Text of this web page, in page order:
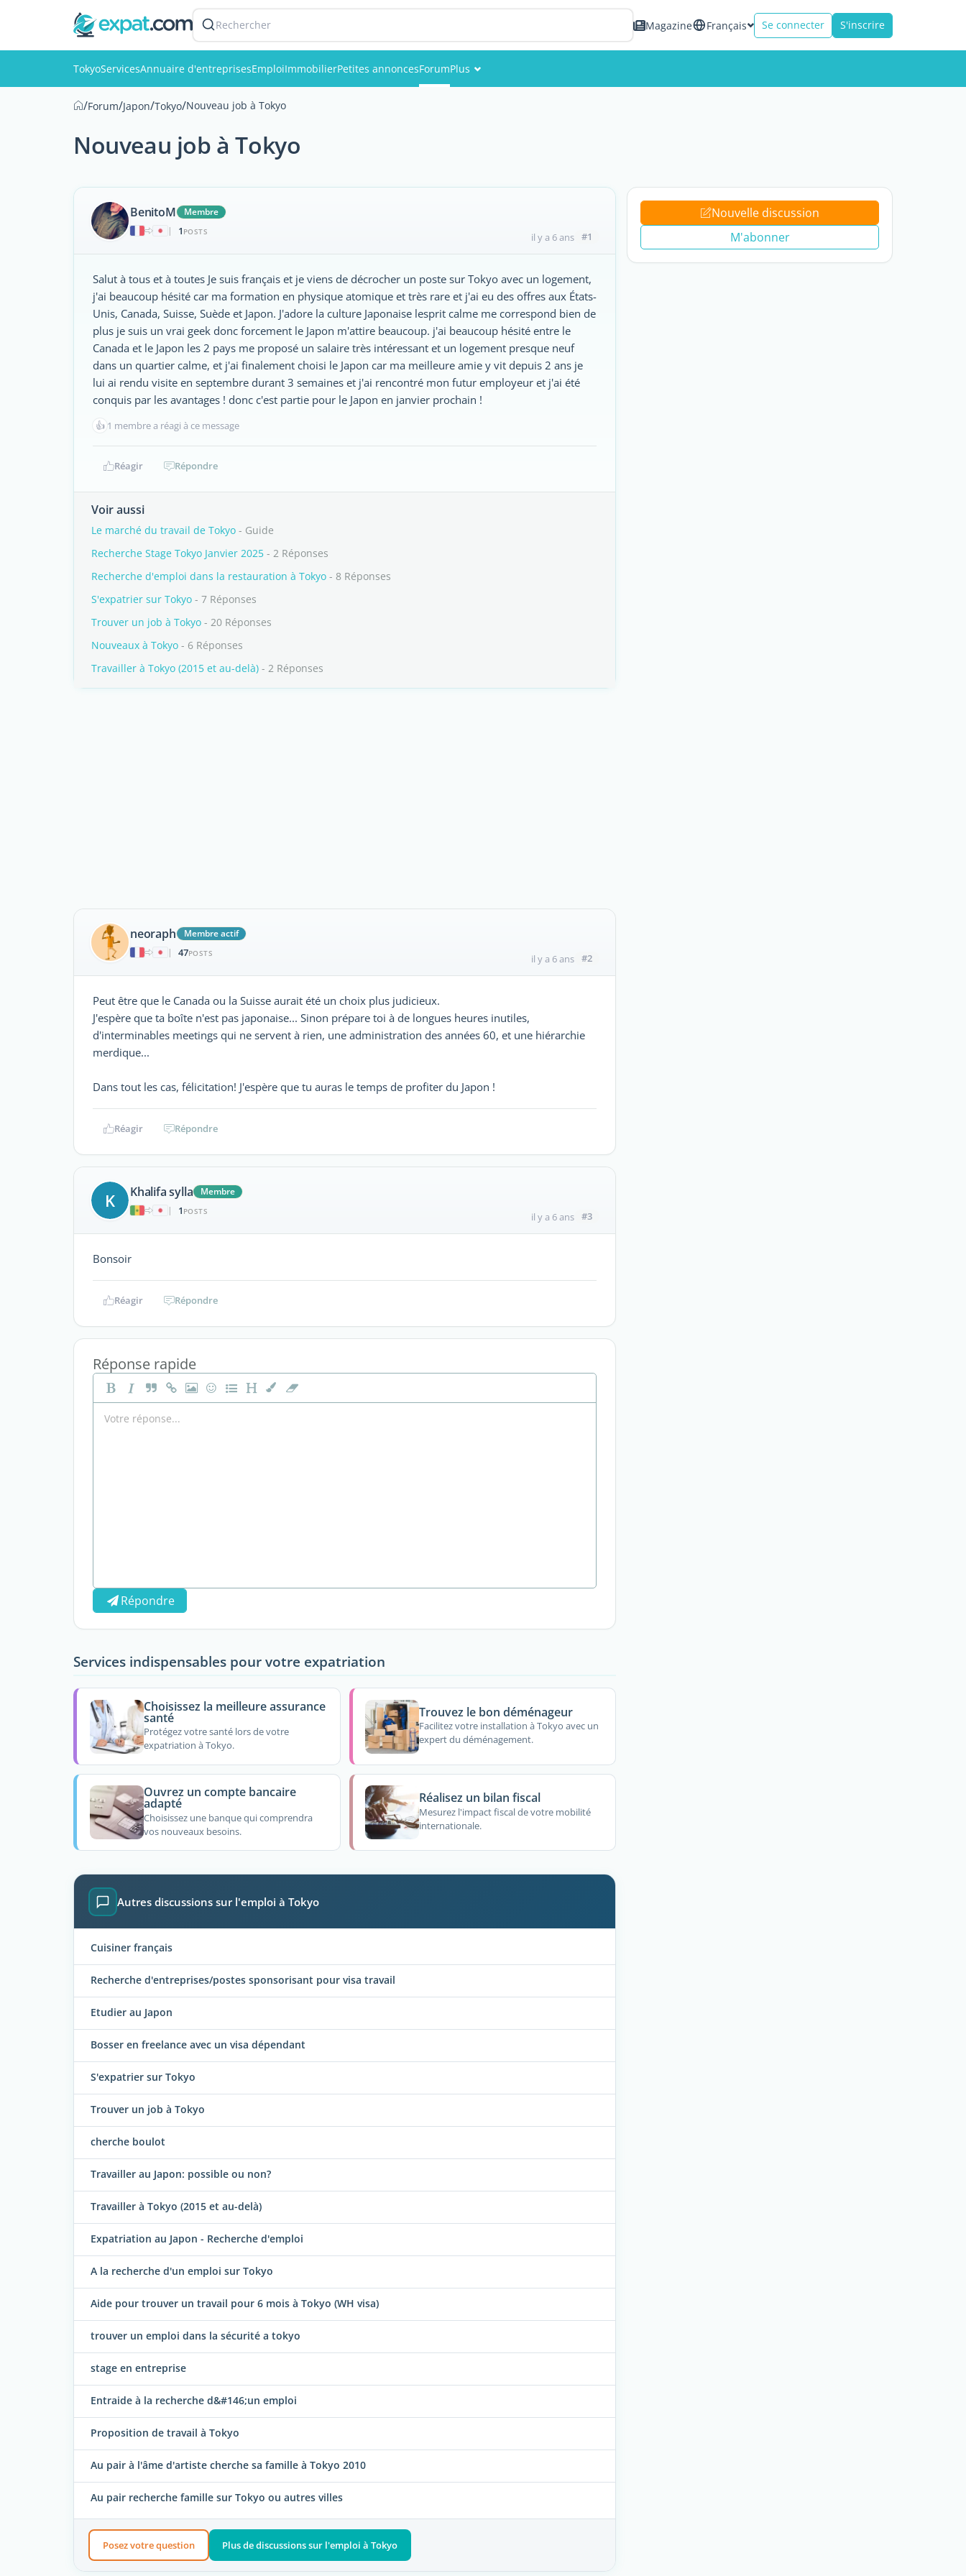
Rechercher Magazine Français Se connecter S'inscrire
TokyoServicesAnnuaire d'entreprisesEmploiImmobilierPetites annoncesForumPlus
/Forum/Japon/Tokyo/Nouveau job à Tokyo
Nouveau job à Tokyo
BenitoM
Membre
|
1 POSTS il y a 6 ans #1
Salut à tous et à toutes Je suis français et je viens de décrocher un poste sur Tokyo avec un logement,
j'ai beaucoup hésité car ma formation en physique atomique et très rare et j'ai eu des offres aux États-
Unis, Canada, Suisse, Suède et Japon. J'adore la culture Japonaise lesprit calme me correspond bien de
plus je suis un vrai geek donc forcement le Japon m'attire beaucoup. j'ai beaucoup hésité entre le
Canada et le Japon les 2 pays me proposé un salaire très intéressant et un logement presque neuf
dans un quartier calme, et j'ai finalement choisi le Japon car ma meilleure amie y vit depuis 2 ans je
lui ai rendu visite en septembre durant 3 semaines et j'ai rencontré mon futur employeur et j'ai été
conquis par les avantages ! donc c'est partie pour le Japon en janvier prochain !
👍 1 membre a réagi à ce message
Réagir Répondre
Voir aussi
Le marché du travail de Tokyo - Guide
Recherche Stage Tokyo Janvier 2025 - 2 Réponses
Recherche d'emploi dans la restauration à Tokyo - 8 Réponses
S'expatrier sur Tokyo - 7 Réponses
Trouver un job à Tokyo - 20 Réponses
Nouveaux à Tokyo - 6 Réponses
Travailler à Tokyo (2015 et au-delà) - 2 Réponses
neoraph
Membre actif
|
47POSTS il y a 6 ans #2
Peut être que le Canada ou la Suisse aurait été un choix plus judicieux.
J'espère que ta boîte n'est pas japonaise... Sinon prépare toi à de longues heures inutiles,
d'interminables meetings qui ne servent à rien, une administration des années 60, et une hiérarchie
merdique...
Dans tout les cas, félicitation! J'espère que tu auras le temps de profiter du Japon !
Réagir Répondre
K Khalifa sylla
Membre
|
1 POSTS il y a 6 ans #3
Bonsoir
Réagir Répondre
Réponse rapide
Répondre
Services indispensables pour votre expatriation
Choisissez la meilleure assurance
santé
Protégez votre santé lors de votre
expatriation à Tokyo.
Trouvez le bon déménageur
Facilitez votre installation à Tokyo avec un
expert du déménagement.
Ouvrez un compte bancaire
adapté
Choisissez une banque qui comprendra
vos nouveaux besoins.
Réalisez un bilan fiscal
Mesurez l'impact fiscal de votre mobilité
internationale.
Autres discussions sur l'emploi à Tokyo
Cuisiner français
Recherche d'entreprises/postes sponsorisant pour visa travail
Etudier au Japon
Bosser en freelance avec un visa dépendant
S'expatrier sur Tokyo
Trouver un job à Tokyo
cherche boulot
Travailler au Japon: possible ou non?
Travailler à Tokyo (2015 et au-delà)
Expatriation au Japon - Recherche d'emploi
A la recherche d'un emploi sur Tokyo
Aide pour trouver un travail pour 6 mois à Tokyo (WH visa)
trouver un emploi dans la sécurité a tokyo
stage en entreprise
Entraide à la recherche d&#146;un emploi
Proposition de travail à Tokyo
Au pair à l'âme d'artiste cherche sa famille à Tokyo 2010
Au pair recherche famille sur Tokyo ou autres villes
Posez votre question Plus de discussions sur l'emploi à Tokyo
Nouvelle discussion
M'abonner